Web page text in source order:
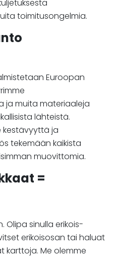
toimitusongelmia.
Euroopan
ja muita materiaaleja
lähteistä.
ja
tekemään kaikista
muovittomia.
=
Olipa sinulla erikois-
erikoisosan tai haluat
karttoja. Me olemme